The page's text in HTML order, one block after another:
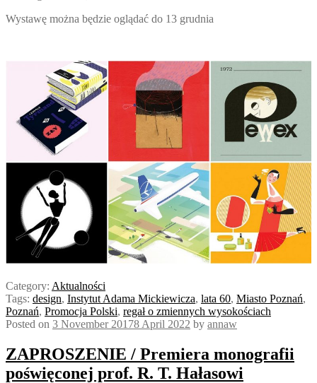
Wystawę można będzie oglądać do 13 grudnia
Category: Aktualności
Tags: design, Instytut Adama Mickiewicza, lata 60, Miasto Poznań,
Poznań, Promocja Polski, regał o zmiennych wysokościach
Posted on 3 November 20178 April 2022 by annaw
ZAPROSZENIE / Premiera monografii
poświęconej prof. R. T. Hałasowi